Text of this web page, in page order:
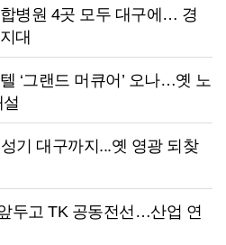
병원 4곳 모두 대구에… 경
대
‘그랜드 머큐어’ 오나…옛 노
기 대구까지...옛 영광 되찾
두고 TK 공동전선…산업 연